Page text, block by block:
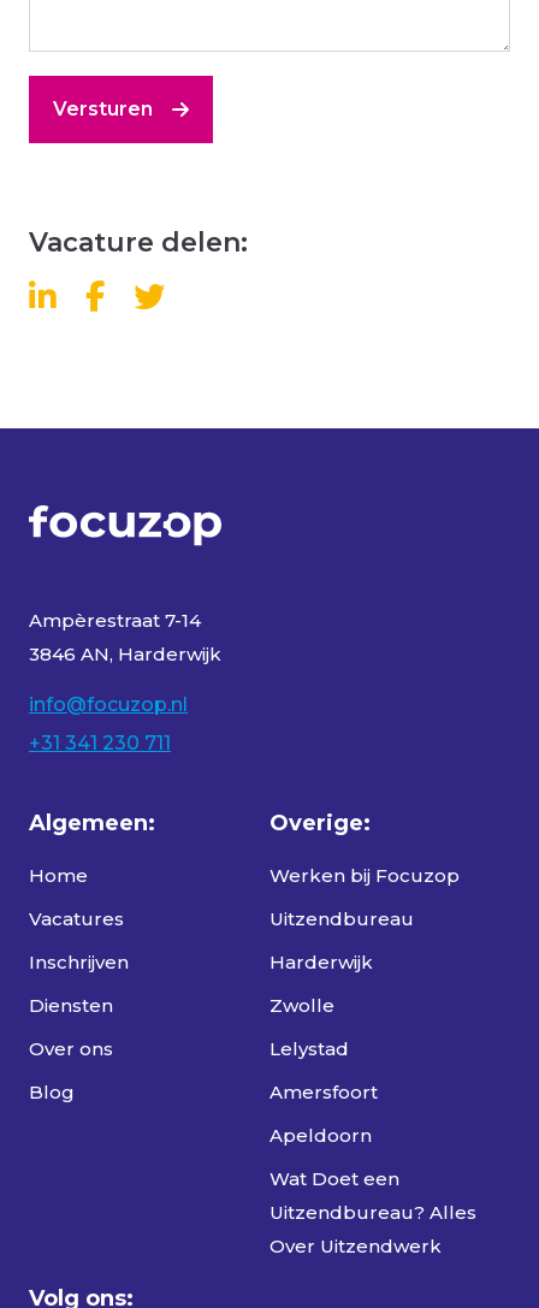
Versturen
Vacature delen:
Ampèrestraat 7-14
3846 AN, Harderwijk
info@focuzop.nl
+31 341 230 711
Algemeen:
Home
Vacatures
Inschrijven
Diensten
Over ons
Blog
Overige:
Werken bij Focuzop
Uitzendbureau
Harderwijk
Zwolle
Lelystad
Amersfoort
Apeldoorn
Wat Doet een
Uitzendbureau? Alles
Over Uitzendwerk
Volg ons: